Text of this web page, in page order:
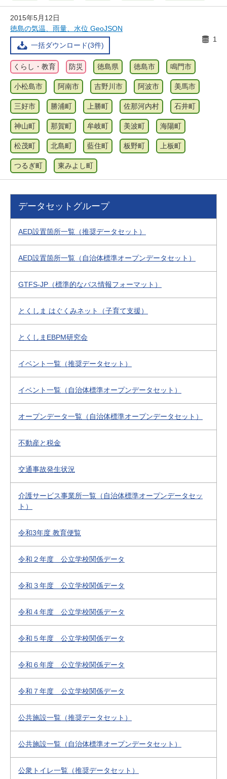
2015年5月12日
徳島の気温、雨量、水位 GeoJSON
一括ダウンロード(3件)
1
くらし・教育 防災 徳島県 徳島市 鳴門市
小松島市 阿南市 吉野川市 阿波市 美馬市
三好市 勝浦町 上勝町 佐那河内村 石井町
神山町 那賀町 牟岐町 美波町 海陽町
松茂町 北島町 藍住町 板野町 上板町
つるぎ町 東みよし町
データセットグループ
AED設置箇所一覧（推奨データセット）
AED設置箇所一覧（自治体標準オープンデータセット）
GTFS-JP（標準的なバス情報フォーマット）
とくしま はぐくみネット（子育て支援）
とくしまEBPM研究会
イベント一覧（推奨データセット）
イベント一覧（自治体標準オープンデータセット）
オープンデータ一覧（自治体標準オープンデータセット）
不動産と税金
交通事故発生状況
介護サービス事業所一覧（自治体標準オープンデータセッ
ト）
令和3年度 教育便覧
令和２年度 公立学校関係データ
令和３年度 公立学校関係データ
令和４年度 公立学校関係データ
令和５年度 公立学校関係データ
令和６年度 公立学校関係データ
令和７年度 公立学校関係データ
公共施設一覧（推奨データセット）
公共施設一覧（自治体標準オープンデータセット）
公衆トイレ一覧（推奨データセット）